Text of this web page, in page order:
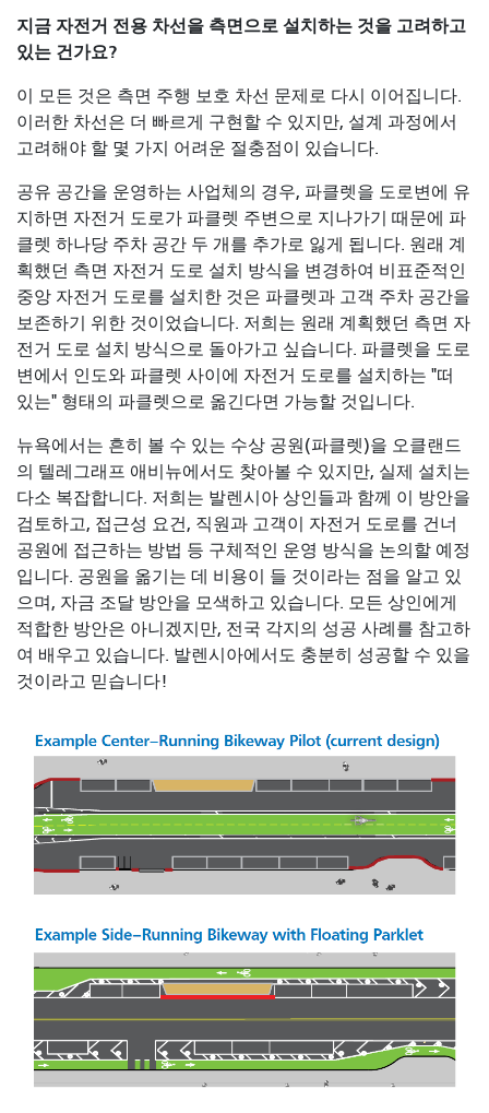
지금 자전거 전용 차선을 측면으로 설치하는 것을 고려하고
있는 건가요?
이 모든 것은 측면 주행 보호 차선 문제로 다시 이어집니다.
이러한 차선은 더 빠르게 구현할 수 있지만, 설계 과정에서
고려해야 할 몇 가지 어려운 절충점이 있습니다.
공유 공간을 운영하는 사업체의 경우, 파클렛을 도로변에 유
지하면 자전거 도로가 파클렛 주변으로 지나가기 때문에 파
클렛 하나당 주차 공간 두 개를 추가로 잃게 됩니다. 원래 계
획했던 측면 자전거 도로 설치 방식을 변경하여 비표준적인
중앙 자전거 도로를 설치한 것은 파클렛과 고객 주차 공간을
보존하기 위한 것이었습니다. 저희는 원래 계획했던 측면 자
전거 도로 설치 방식으로 돌아가고 싶습니다. 파클렛을 도로
변에서 인도와 파클렛 사이에 자전거 도로를 설치하는 "떠
있는" 형태의 파클렛으로 옮긴다면 가능할 것입니다.
뉴욕에서는 흔히 볼 수 있는 수상 공원(파클렛)을 오클랜드
의 텔레그래프 애비뉴에서도 찾아볼 수 있지만, 실제 설치는
다소 복잡합니다. 저희는 발렌시아 상인들과 함께 이 방안을
검토하고, 접근성 요건, 직원과 고객이 자전거 도로를 건너
공원에 접근하는 방법 등 구체적인 운영 방식을 논의할 예정
입니다. 공원을 옮기는 데 비용이 들 것이라는 점을 알고 있
으며, 자금 조달 방안을 모색하고 있습니다. 모든 상인에게
적합한 방안은 아니겠지만, 전국 각지의 성공 사례를 참고하
여 배우고 있습니다. 발렌시아에서도 충분히 성공할 수 있을
것이라고 믿습니다!